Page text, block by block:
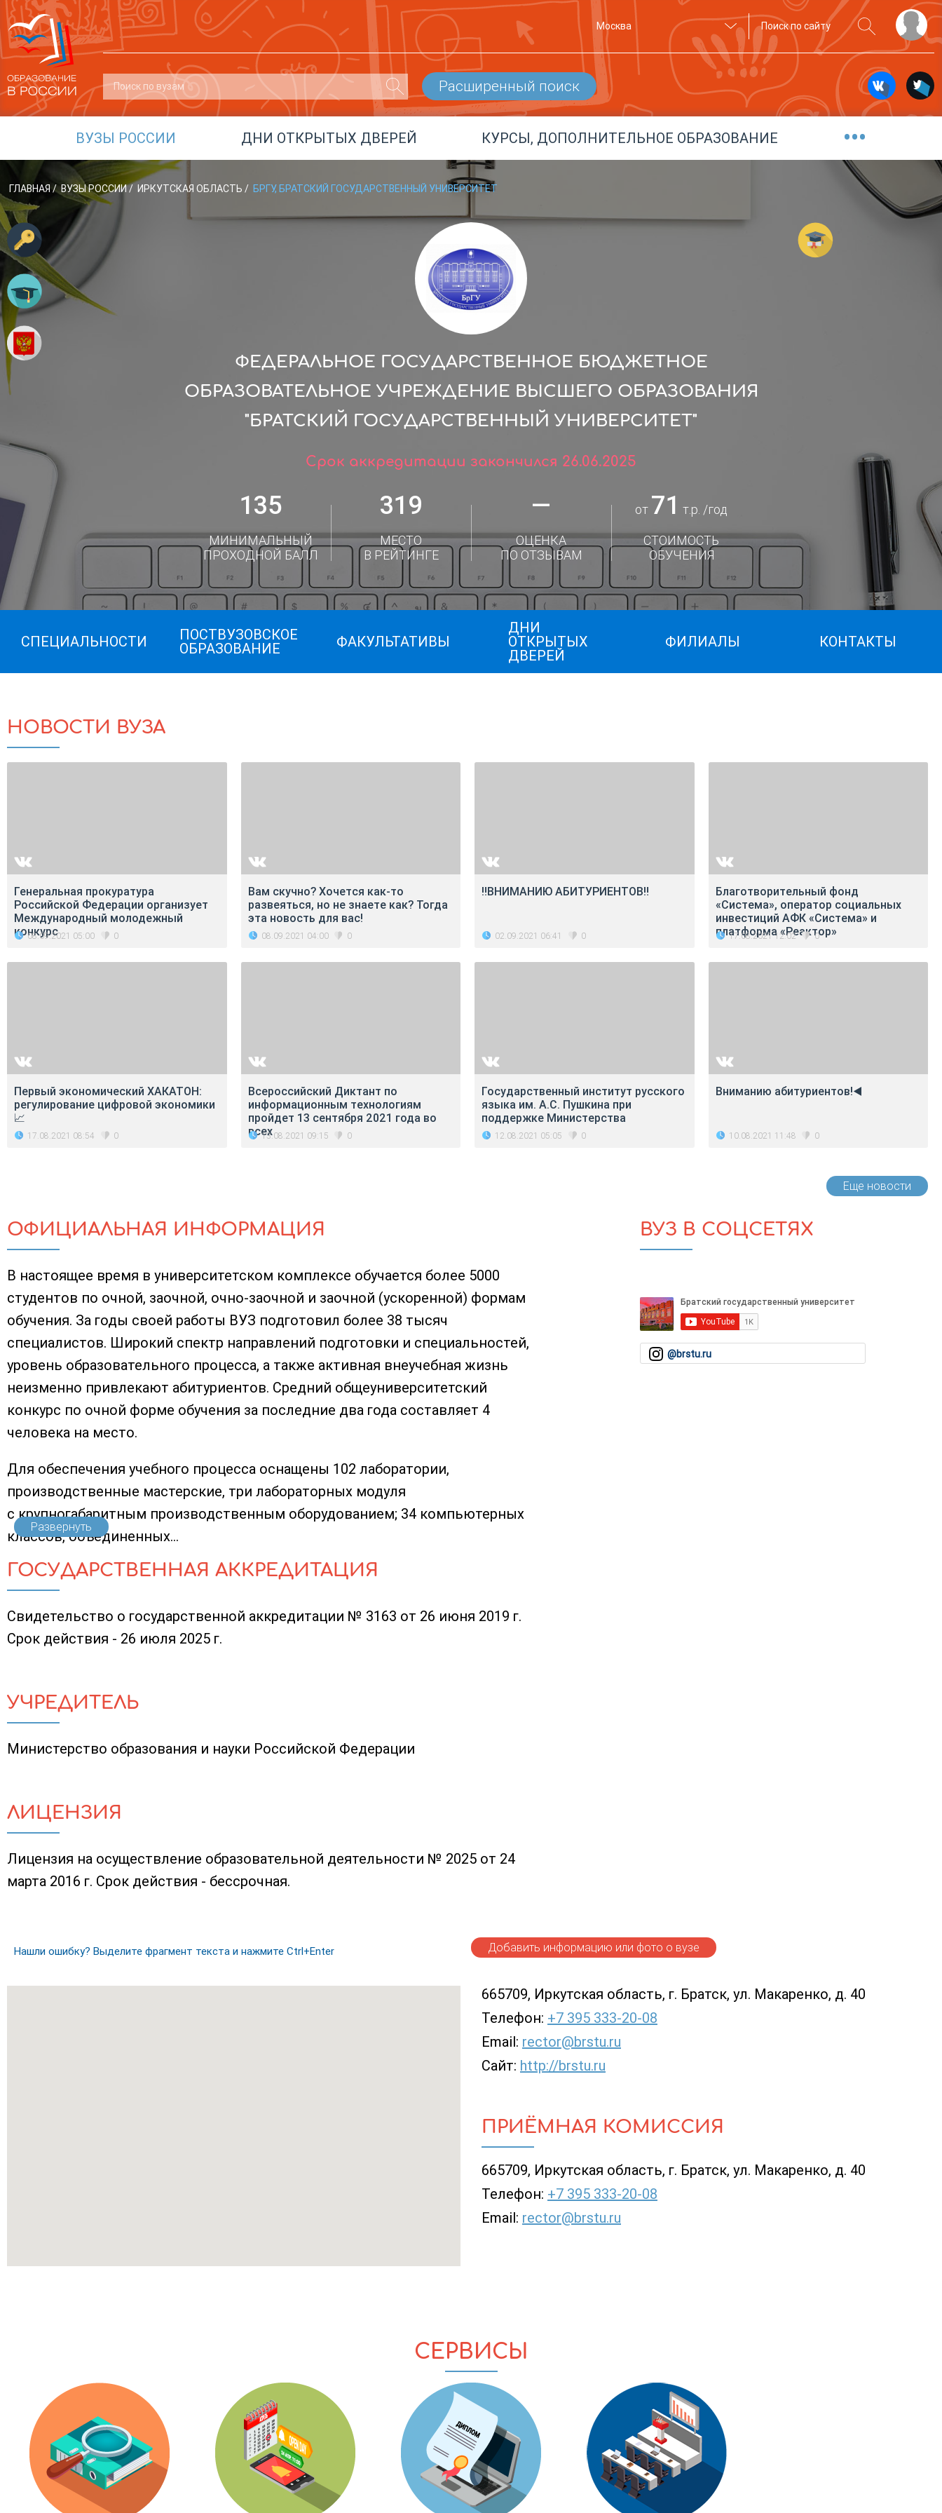
Москва
Расширенный поиск
ВУЗЫ РОССИИ ДНИ ОТКРЫТЫХ ДВЕРЕЙ КУРСЫ, ДОПОЛНИТЕЛЬНОЕ ОБРАЗОВАНИЕ •••
ГЛАВНАЯ/ ВУЗЫ РОССИИ/ ИРКУТСКАЯ ОБЛАСТЬ / БРГУ, БРАТСКИЙ ГОСУДАРСТВЕННЫЙ УНИВЕРСИТЕТ
ФЕДЕРАЛЬНОЕ ГОСУДАРСТВЕННОЕ БЮДЖЕТНОЕ
ОБРАЗОВАТЕЛЬНОЕ УЧРЕЖДЕНИЕ ВЫСШЕГО ОБРАЗОВАНИЯ
"БРАТСКИЙ ГОСУДАРСТВЕННЫЙ УНИВЕРСИТЕТ"
Срок аккредитации закончился 26.06.2025
135
МИНИМАЛЬНЫЙ
ПРОХОДНОЙ БАЛЛ
319
МЕСТО
В РЕЙТИНГЕ
—
ОЦЕНКА
ПО ОТЗЫВАМ
от 71 т.р. /год
СТОИМОСТЬ
ОБУЧЕНИЯ
СПЕЦИАЛЬНОСТИ
ПОСТВУЗОВСКОЕ
ОБРАЗОВАНИЕ
ФАКУЛЬТАТИВЫ
ДНИ
ОТКРЫТЫХ
ДВЕРЕЙ
ФИЛИАЛЫ КОНТАКТЫ
НОВОСТИ ВУЗА
Генеральная прокуратура
Российской Федерации организует
Международный молодежный
конкурс
08.09.2021 05:00 0
Вам скучно? Хочется как-то
развеяться, но не знаете как? Тогда
эта новость для вас!
08.09.2021 04:00 0
‼ВНИМАНИЮ АБИТУРИЕНТОВ‼
02.09.2021 06:41 0
Благотворительный фонд
«Система», оператор социальных
инвестиций АФК «Система» и
платформа «Реактор»
17.08.2021 12:02 0
Первый экономический ХАКАТОН:
регулирование цифровой экономики
📈
17.08.2021 08:54 0
Всероссийский Диктант по
информационным технологиям
пройдет 13 сентября 2021 года во
всех13.08.2021 09:15 0
Государственный институт русского
языка им. А.С. Пушкина при
поддержке Министерства
12.08.2021 05:05 0
Вниманию абитуриентов!◀️
10.08.2021 11:48 0
Еще новости
ОФИЦИАЛЬНАЯ ИНФОРМАЦИЯ
В настоящее время в университетском комплексе обучается более 5000
студентов по очной, заочной, очно-заочной и заочной (ускоренной) формам
обучения. За годы своей работы ВУЗ подготовил более 38 тысяч
специалистов. Широкий спектр направлений подготовки и специальностей,
уровень образовательного процесса, а также активная внеучебная жизнь
неизменно привлекают абитуриентов. Средний общеуниверситетский
конкурс по очной форме обучения за последние два года составляет 4
человека на место.
Для обеспечения учебного процесса оснащены 102 лаборатории,
производственные мастерские, три лабораторных модуля
с крупногабаритным производственным оборудованием; 34 компьютерных
классов, объединенных...
Развернуть
ГОСУДАРСТВЕННАЯ АККРЕДИТАЦИЯ
Свидетельство о государственной аккредитации № 3163 от 26 июня 2019 г.
Срок действия - 26 июля 2025 г.
УЧРЕДИТЕЛЬ
Министерство образования и науки Российской Федерации
ЛИЦЕНЗИЯ
Лицензия на осуществление образовательной деятельности № 2025 от 24
марта 2016 г. Срок действия - бессрочная.
ВУЗ В СОЦСЕТЯХ
@brstu.ru
Нашли ошибку? Выделите фрагмент текста и нажмите Ctrl+Enter Добавить информацию или фото о вузе
665709, Иркутская область, г. Братск, ул. Макаренко, д. 40
Телефон: +7 395 333-20-08
Email: rector@brstu.ru
Сайт: http://brstu.ru
ПРИЁМНАЯ КОМИССИЯ
665709, Иркутская область, г. Братск, ул. Макаренко, д. 40
Телефон: +7 395 333-20-08
Email: rector@brstu.ru
СЕРВИСЫ